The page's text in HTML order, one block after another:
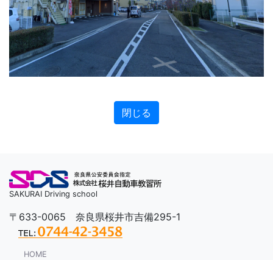
SAKURAI Driving school
〒633-0065 奈良県桜井市吉備295-1
HOME